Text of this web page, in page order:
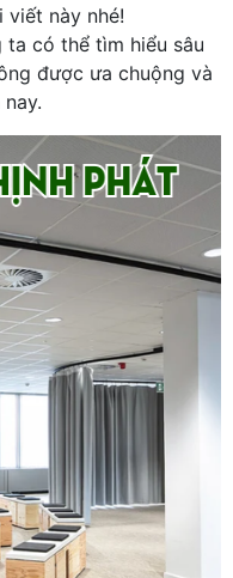
viết này nhé!
ta có thể tìm hiểu sâu
được ưa chuộng và